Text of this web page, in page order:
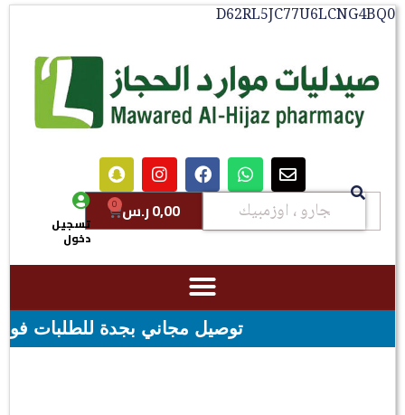
D62RL5JC77U6LCNG4BQ0
0,00ر.س 0
تسجيل
دخول
توصيل مجاني بجدة للطلبات فوق قيمه ال ١٠٠ ريال - شحن مجاني لقيمه اكثر من